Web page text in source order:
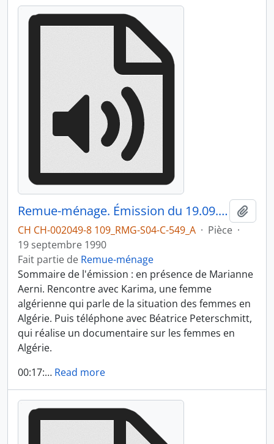
Remue-ménage. Émission du 19.09.1990 1/3
CH CH-002049-8 109_RMG-S04-C-549_A · Pièce ·
19 septembre 1990
Fait partie de Remue-ménage
Sommaire de l'émission : en présence de Marianne
Aerni. Rencontre avec Karima, une femme
algérienne qui parle de la situation des femmes en
Algérie. Puis téléphone avec Béatrice Peterschmitt,
qui réalise un documentaire sur les femmes en
Algérie.
00:17:… Read more